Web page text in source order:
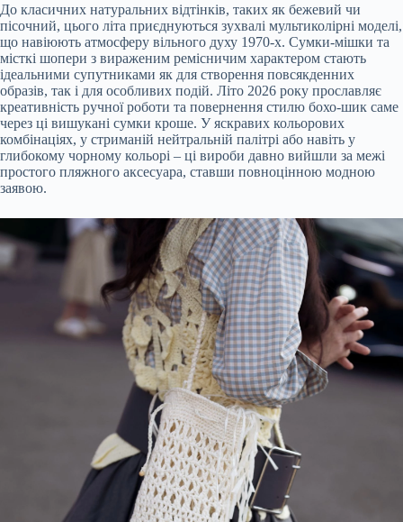
До класичних натуральних відтінків, таких як бежевий чи
пісочний, цього літа приєднуються зухвалі мультиколірні моделі,
що навіюють атмосферу вільного духу 1970-х. Сумки-мішки та
місткі шопери з вираженим ремісничим характером стають
ідеальними супутниками як для створення повсякденних
образів, так і для особливих подій. Літо 2026 року прославляє
креативність ручної роботи та повернення стилю бохо-шик саме
через ці вишукані сумки кроше. У яскравих кольорових
комбінаціях, у стриманій нейтральній палітрі або навіть у
глибокому чорному кольорі – ці вироби давно вийшли за межі
простого пляжного аксесуара, ставши повноцінною модною
заявою.